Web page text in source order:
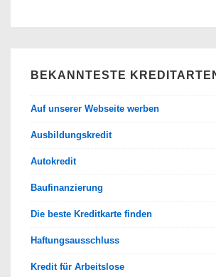
BEKANNTESTE
Auf unserer Webseite werben
Ausbildungskredit
Autokredit
Baufinanzierung
Die beste Kreditkarte finden
Haftungsausschluss
Kredit für Arbeitslose